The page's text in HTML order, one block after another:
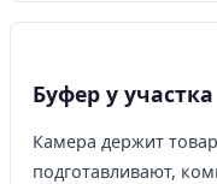
Буфер у участка
Камера держит
подготавливают,